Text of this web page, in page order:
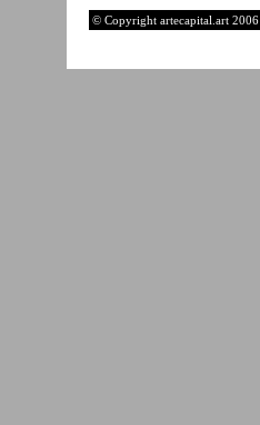
© Copyright artecapital.art 2006